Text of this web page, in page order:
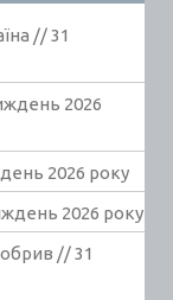
// 31
2026
2026 року
2026 року
// 31